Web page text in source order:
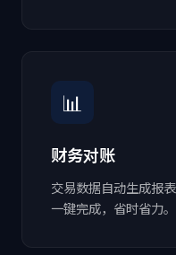
📊
财务对账
交易数据自动生成报
一键完成，省时省力。